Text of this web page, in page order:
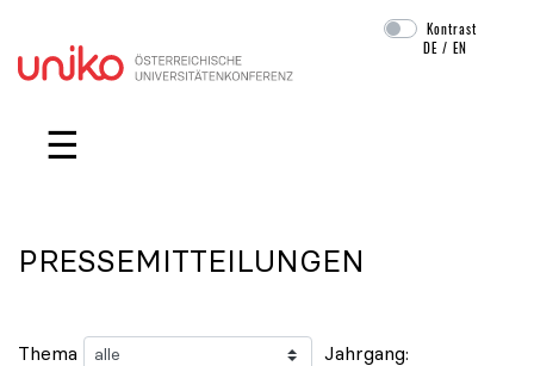
Navigation überspringen
Kontrast
DE /EN
☰
PRESSEMITTEILUNGEN
Thema Jahrgang: